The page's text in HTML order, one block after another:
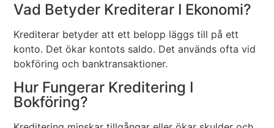
Vad Betyder Krediterar I Ekonomi?
Krediterar betyder att ett belopp läggs till på ett
konto. Det ökar kontots saldo. Det används ofta vid
bokföring och banktransaktioner.
Hur Fungerar Kreditering I
Bokföring?